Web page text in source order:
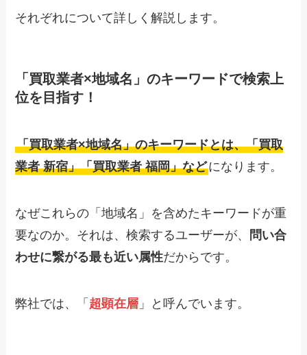
それぞれについて詳しく解説します。
「買取業者×地域名」のキーワードで検索上
位を目指す！
「買取業者×地域名」のキーワードとは、「買取
業者 新宿」「買取業者 福岡」などになります。
なぜこれらの「地域名」を含めたキーワードが重
要なのか。それは、検索するユーザーが、
問い合
わせに繋がる最も近い属性だからです。
弊社では、「 超顕在層 」と呼んでいます。